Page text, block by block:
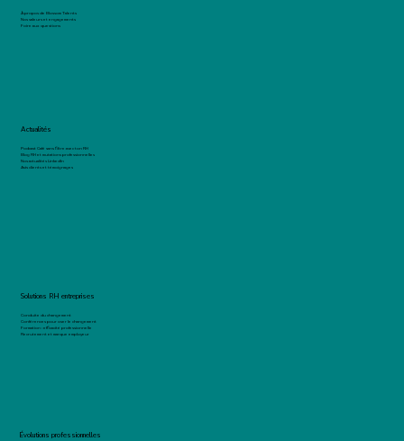
À propos de Blossom Talents
Nos valeurs et engagements
Foire aux questions
Solutions RH entreprises
Conduite du changement
Conférences pour oser le changement
Formation : efficacité professionnelle
Recrutement et marque employeur
Actualités
Podcast Café sans filtre avec ton RH
Blog RH et mutations professionnelles
Nos actualités LinkedIn
Avis clients et témoignages
Évolutions professionnelles